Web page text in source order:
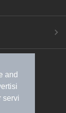
and
servi
ご案内
規約
採用情報